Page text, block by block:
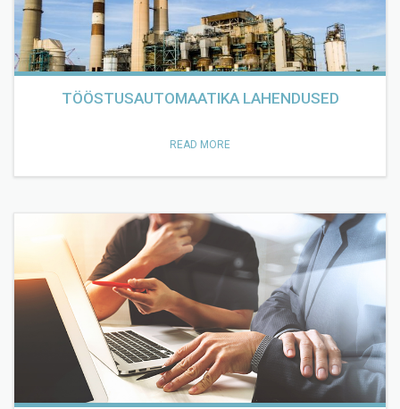
TÖÖSTUSAUTOMAATIKA LAHENDUSED
READ MORE